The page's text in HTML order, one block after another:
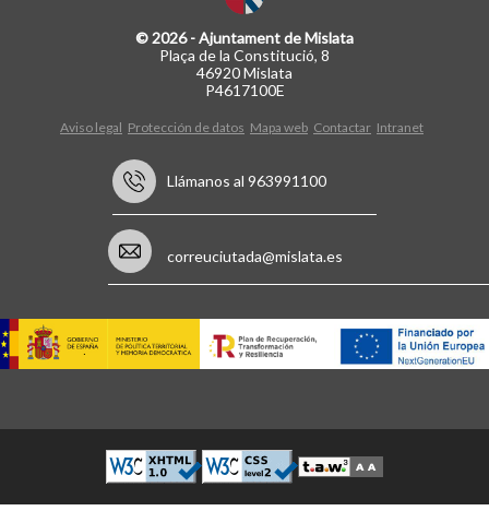
© 2026 - Ajuntament de Mislata
Plaça de la Constitució, 8
46920 Mislata
P4617100E
Aviso legal Protección de datos Mapa web Contactar Intranet
Llámanos al 963991100
correuciutada@mislata.es